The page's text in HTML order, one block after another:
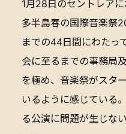
1月28日のセントレア
多半島春の国際音楽祭
までの44日間にわたっ
会に至るまでの事務局
を極め、音楽祭がスタ
いるように感じている
る公演に問題が生じな